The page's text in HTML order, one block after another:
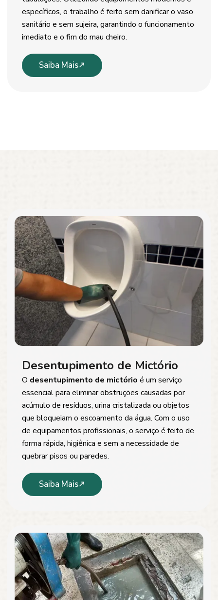
específicos, o trabalho é feito sem danificar o vaso
sanitário e sem sujeira, garantindo o funcionamento
imediato e o fim do mau cheiro.
Saiba Mais
Desentupimento de Mictório
O desentupimento de mictório é um serviço
essencial para eliminar obstruções causadas por
acúmulo de resíduos, urina cristalizada ou objetos
que bloqueiam o escoamento da água. Com o uso
de equipamentos profissionais, o serviço é feito de
forma rápida, higiênica e sem a necessidade de
quebrar pisos ou paredes.
Saiba Mais